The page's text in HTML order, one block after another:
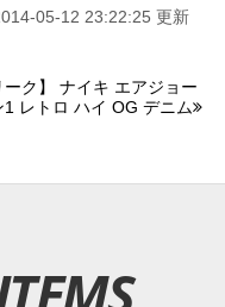
05-12 23:22:25 更新
ーク】 ナイキ エアジョー
1 レトロ ハイ OG デニム